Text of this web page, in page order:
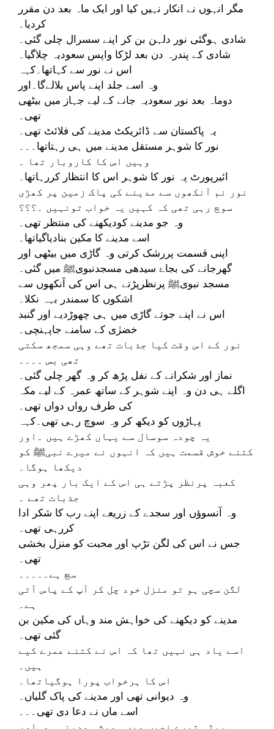
مگر انہوں نے انکار نہیں کیا اور ایک ماہ بعد دن مقرر
کردیا۔
شادی ہوگئی نور دلہن بن کر اپنے سسرال چلی گئی۔
شادی کے پندرہ دن بعد لڑکا واپس سعودیہ چلاگیا۔
اس نے نور سے کہاتھا۔کہہ
وہ اسے جلد اپنے پاس بلالےگا۔اور
دوماہ بعد نور سعودیہ جانے کے لیے جہاز میں بیٹھی
تھی۔
یہ پاکستان سے ڈائریکٹ مدینے کی فلائٹ تھی۔
نور کا شوہر مستقل مدینے میں ہی رہتاتھا۔۔۔
وہیں اس کا کاروبار تھا ۔
ائیرپورٹ پہ نور کا شوہر اس کا انتظار کررہاتھا۔
نور نم آنکھوں سے مدینے کی پاک زمین پر کھڑی
سوچ رہی تھی کہ کہیں یہ خواب تونہیں ۔؟؟؟
وہ جو مدینے کودیکھنے کی منتظر تھی۔
اسے مدینے کا مکین بنادیاگیاتھا۔
اپنی قسمت پررشک کرتی وہ گاڑی میں بیٹھی اور
گھرجانے کی بجاۓ سیدھی مسجدنبویﷺ میں گئی۔
مسجد نبویﷺ پرنظرپڑتے ہی اس کی آنکھوں سے
اشکوں کا سمندر بہہ نکلا۔
اس نے اپنے جوتے گاڑی میں ہی چھوڑدیے اور گنبد
خضرٰی کے سامنے جاپہنچی۔
نور کے اس وقت کیا جذبات تھے وہی سمجھ سکتی
تھی بس ۔۔۔۔
نماز اور شکرانے کے نفل پڑھ کر وہ گھر چلی گئی۔
اگلے ہی دن وہ اپنے شوہر کے ساتھ عمرہ کے لیے مکہ
کی طرف رواں دواں تھی۔
پہاڑوں کو دیکھ کر وہ سوچ رہی تھی۔کہہ
یہ چودہ سوسال سے یہاں کھڑے ہیں ۔اور
کتنے خوش قسمت ہیں کہ انہوں نے میرے نبیﷺ کو
دیکھا ہوگا۔
کعبہ پرنظر پڑتے ہی اس کے ایک بار پھر وہی
جذبات تھے ۔
وہ آنسوؤں اور سجدے کے زریعے اپنے رب کا شکر ادا
کررہی تھی۔
جس نے اس کی لگن تڑپ اور محبت کو منزل بخشی
تھی۔
سچ ہے۔۔۔۔۔
لگن سچی ہو تو منزل خود چل کر آپ کے پاس آتی
ہے۔
مدینے کو دیکھنے کی خواہش مند وہاں کی مکین بن
گئی تھی۔
اسے یاد ہی نہیں تھا کہ اس نے کتنے عمرے کیے
ہیں۔
اس کا ہرخواب پورا ہوگیاتھا۔
وہ دیوانی تھی اور مدینے کی پاک گلیاں۔
اسے ماں نے دعا دی تھی۔۔۔
بیٹی تیرے نصیب میں ہمیشہ مدینہ ہو۔اور